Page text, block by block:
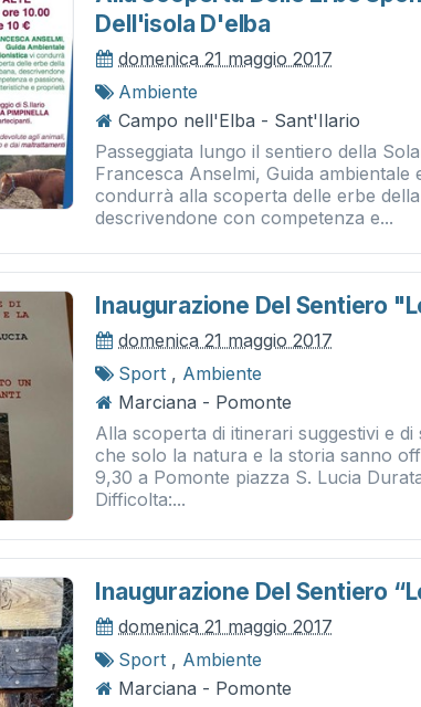
Dell'isola D'elba
domenica 21 maggio 2017
Ambiente
Campo nell'Elba - Sant'Ilario
Passeggiata lungo il sentiero della
Francesca Anselmi, Guida ambientale
condurrà alla scoperta delle erbe
descrivendone con competenza e...
Inaugurazione Del Sentiero
domenica 21 maggio 2017
Sport , Ambiente
Marciana - Pomonte
Alla scoperta di itinerari suggestivi e di
che solo la natura e la storia sanno
9,30 a Pomonte piazza S. Lucia
Difficolta:...
Inaugurazione Del Sentiero
domenica 21 maggio 2017
Sport , Ambiente
Marciana - Pomonte